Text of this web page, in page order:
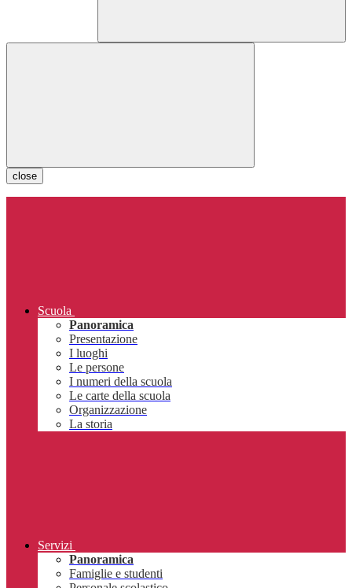
close
Scuola
Panoramica
Presentazione
I luoghi
Le persone
I numeri della scuola
Le carte della scuola
Organizzazione
La storia
Servizi
Panoramica
Famiglie e studenti